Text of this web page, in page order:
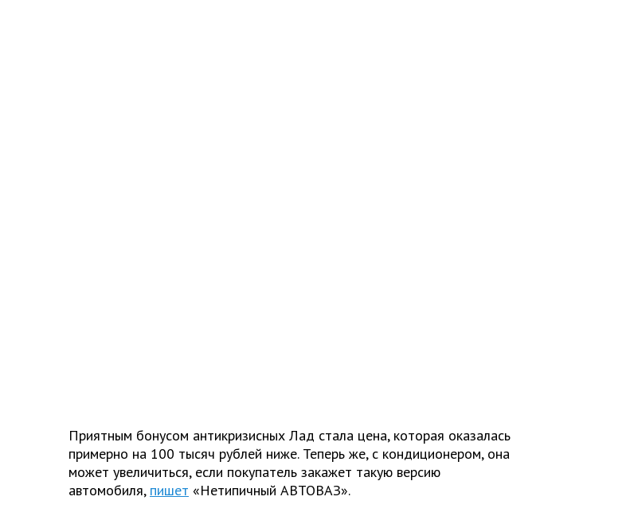
Приятным бонусом антикризисных Лад стала цена, которая оказалась
примерно на 100 тысяч рублей ниже. Теперь же, с кондиционером, она
может увеличиться, если покупатель закажет такую версию
автомобиля, пишет «Нетипичный АВТОВАЗ».